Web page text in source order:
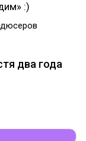
:)
два года